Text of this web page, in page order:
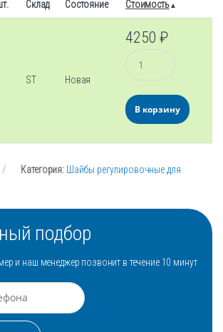
Склад Состояние Стоимость
ST Новая
4250₽
Количество
В корзину
Категория:
Шайбы регулировочные для
подбор
и наш менеджер позвонит в течение 10 минут